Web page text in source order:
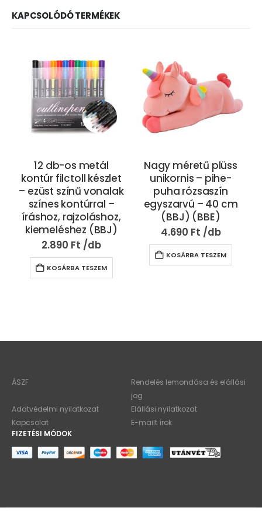
KAPCSOLÓDÓ TERMÉKEK
12 db-os metál
kontúr filctoll készlet
– ezüst színű vonalak
színes kontúrral –
íráshoz, rajzoláshoz,
kiemeléshez (BBJ)
2.890 Ft
KOSÁRBA TESZEM
Nagy méretű plüss
unikornis – pihe-
puha rózsaszín
egyszarvú – 40 cm
(BBJ) (BBE)
4.690 Ft
KOSÁRBA TESZEM
ÁSZF
Rendelés lemondása és elállási
jog
Adatvédelmi nyilatkozat
Elállási nyilatkozat
Kapcsolat
E-mailt írok
FIZETÉSI MÓDOK